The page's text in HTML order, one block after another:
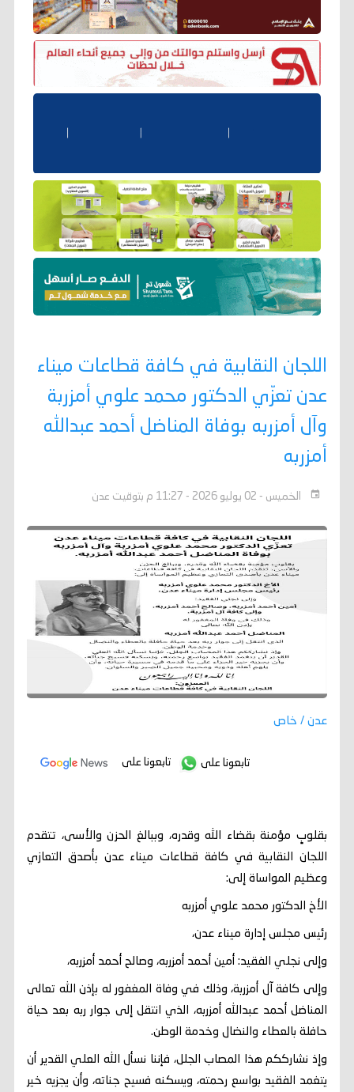
اللجان النقابية في كافة قطاعات ميناء
عدن تعزّي الدكتور محمد علوي أمزربة
وآل أمزربه بوفاة المناضل أحمد عبدالله
أمزربه
الخميس - 02 يوليو 2026 - 11:27 م بتوقيت عدن
عدن / خاص
تابعونا على تابعونا على
بقلوبٍ مؤمنة بقضاء الله وقدره، وببالغ الحزن والأسى، تتقدم
اللجان النقابية في كافة قطاعات ميناء عدن بأصدق التعازي
وعظيم المواساة إلى:
الأخ الدكتور محمد علوي أمزربه
رئيس مجلس إدارة ميناء عدن،
وإلى نجلي الفقيد: أمين أحمد أمزربه، وصالح أحمد أمزربه،
وإلى كافة آل أمزربة، وذلك في وفاة المغفور له بإذن الله تعالى
المناضل أحمد عبدالله أمزربه، الذي انتقل إلى جوار ربه بعد حياة
حافلة بالعطاء والنضال وخدمة الوطن.
وإذ نشارككم هذا المصاب الجلل، فإننا نسأل الله العلي القدير أن
يتغمد الفقيد بواسع رحمته، ويسكنه فسيح جناته، وأن يجزيه خير